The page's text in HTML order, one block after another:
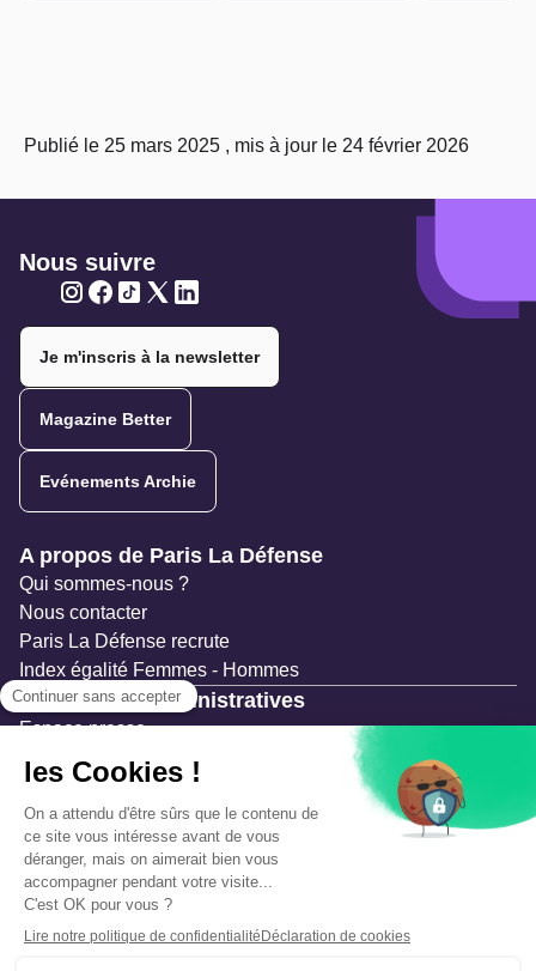
Publié le 25 mars 2025 , mis à jour le 24 février 2026
Nous suivre
Je m'inscris à la newsletter
Magazine Better
Evénements Archie
Navigation secondaire
A propos de Paris La Défense
Qui sommes-nous ?
Nous contacter
Paris La Défense recrute
Index égalité Femmes - Hommes
Ressources administratives
Espace presse
Documentation
Marchés publics
Appels à projets & avis d'attribution
Mesures de publicité
Concertations et enquêtes publiques
Précautions et sécurité
Plan de gestion des risques